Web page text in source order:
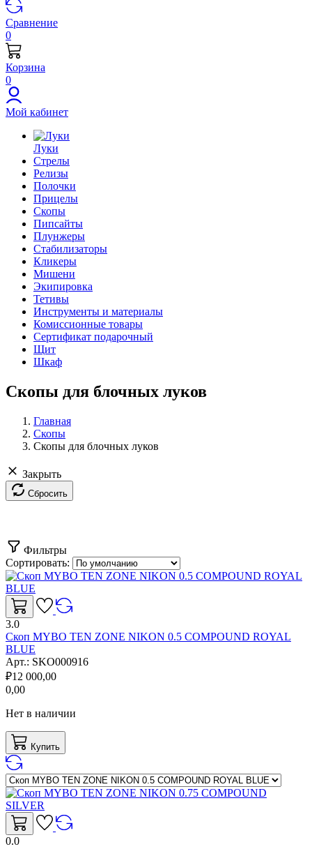
Сравнение
0
Корзина
0
Мой кабинет
Луки
Стрелы
Релизы
Полочки
Прицелы
Скопы
Пипсайты
Плунжеры
Стабилизаторы
Кликеры
Мишени
Экипировка
Тетивы
Инструменты и материалы
Комиссионные товары
Сертификат подарочный
Щит
Шкаф
Скопы для блочных луков
Главная
Скопы
Скопы для блочных луков
Закрыть
Сбросить
Фильтры
Сортировать:
3.0
Скоп MYBO TEN ZONE NIKON 0.5 COMPOUND ROYAL
BLUE
Арт.: SKO000916
₽12 000,00
0,00
Нет в наличии
Купить
0.0